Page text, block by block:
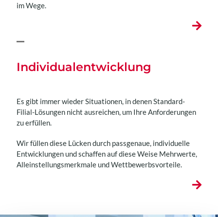
im Wege.
Individualentwicklung
Es gibt immer wieder Situationen, in denen Standard-
Filial-Lösungen nicht ausreichen, um Ihre Anforderungen
zu erfüllen.
Wir füllen diese Lücken durch passgenaue, individuelle
Entwicklungen und schaffen auf diese Weise Mehrwerte,
Alleinstellungsmerkmale und Wettbewerbsvorteile.